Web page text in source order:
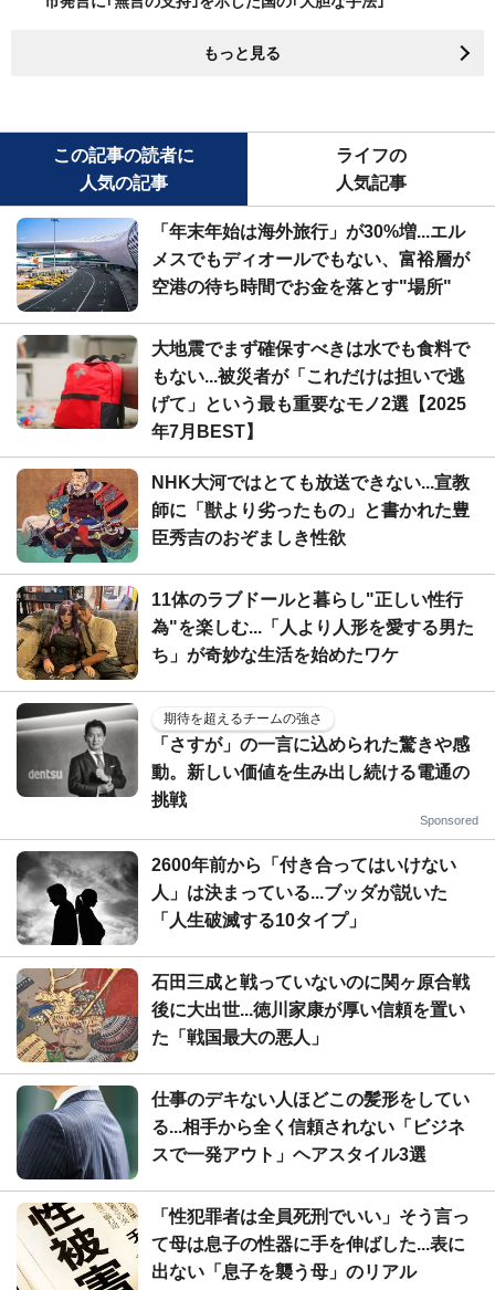
もっと見る
この記事の読者に
人気の記事
ライフの
人気記事
「年末年始は海外旅行」が30%増...エル
メスでもディオールでもない、富裕層が
空港の待ち時間でお金を落とす"場所"
大地震でまず確保すべきは水でも食料で
もない...被災者が「これだけは担いで逃
げて」という最も重要なモノ2選【2025
年7月BEST】
NHK大河ではとても放送できない...宣教
師に「獣より劣ったもの」と書かれた豊
臣秀吉のおぞましき性欲
11体のラブドールと暮らし"正しい性行
為"を楽しむ...「人より人形を愛する男た
ち」が奇妙な生活を始めたワケ
期待を超えるチームの強さ
「さすが」の一言に込められた驚きや感
動。新しい価値を生み出し続ける電通の
挑戦
Sponsored
2600年前から「付き合ってはいけない
人」は決まっている...ブッダが説いた
「人生破滅する10タイプ」
石田三成と戦っていないのに関ヶ原合戦
後に大出世...徳川家康が厚い信頼を置い
た「戦国最大の悪人」
仕事のデキない人ほどこの髪形をしてい
る...相手から全く信頼されない「ビジネ
スで一発アウト」ヘアスタイル3選
「性犯罪者は全員死刑でいい」そう言っ
て母は息子の性器に手を伸ばした...表に
出ない「息子を襲う母」のリアル